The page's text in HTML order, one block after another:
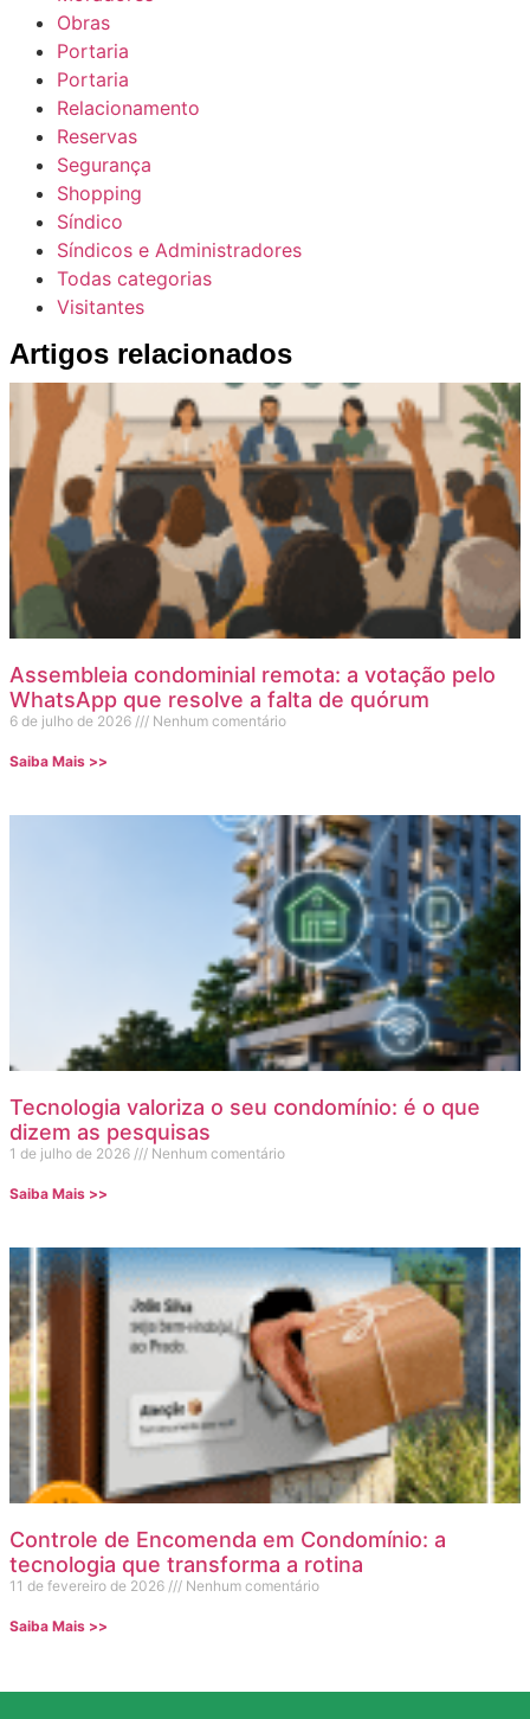
Obras
Portaria
Portaria
Relacionamento
Reservas
Segurança
Shopping
Síndico
Síndicos e Administradores
Todas categorias
Visitantes
Artigos relacionados
Assembleia condominial remota: a votação pelo
WhatsApp que resolve a falta de quórum
6 de julho de 2026 Nenhum comentário
Saiba Mais >>
Tecnologia valoriza o seu condomínio: é o que
dizem as pesquisas
1 de julho de 2026 Nenhum comentário
Saiba Mais >>
Controle de Encomenda em Condomínio: a
tecnologia que transforma a rotina
11 de fevereiro de 2026 Nenhum comentário
Saiba Mais >>